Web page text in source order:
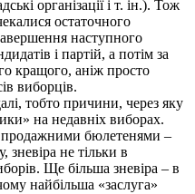
організації і т. ін.). Тож
остаточного
наступного
і партій, а потім за
кращого, аніж просто
виборців.
тобто причини, через яку
на недавніх виборах.
продажними бюлетенями –
не тільки в
Ще більша зневіра – в
найбільша «заслуга»